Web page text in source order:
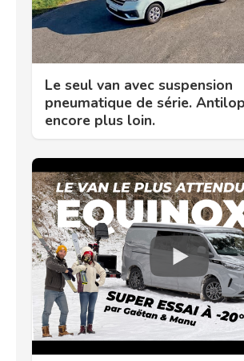
Le seul van avec suspension
pneumatique de série.
encore plus loin.